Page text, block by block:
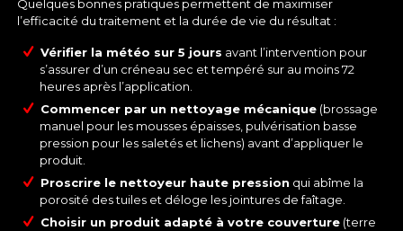
Quelques bonnes pratiques permettent de maximiser
l’efficacité du traitement et la durée de vie du résultat :
Vérifier la météo sur 5 jours avant l’intervention pour
s’assurer d’un créneau sec et tempéré sur au moins 72
heures après l’application.
Commencer par un nettoyage mécanique (brossage
manuel pour les mousses épaisses, pulvérisation basse
pression pour les saletés et lichens) avant d’appliquer le
produit.
Proscrire le nettoyeur haute pression qui abîme la
porosité des tuiles et déloge les jointures de faîtage.
Choisir un produit adapté à votre couverture (terre